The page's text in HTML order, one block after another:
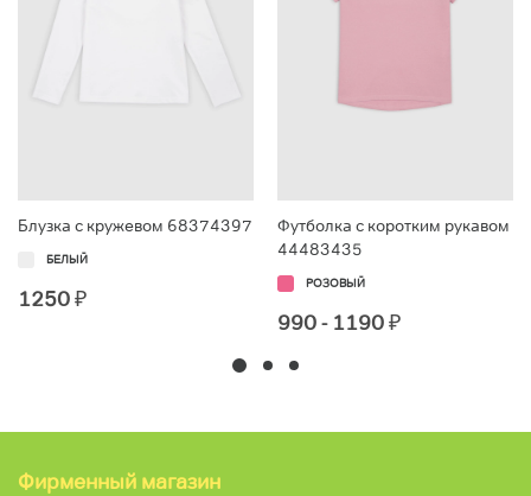
Блузка с кружевом 68374397
БЕЛЫЙ
1250₽
Футболка с коротким рукавом
44483435
РОЗОВЫЙ
990 - 1190₽
Фирменный магазин